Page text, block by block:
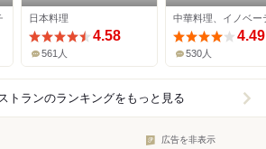
日本料理
4.58
561人
中華料理、イノベー
4.49
530人
トランのランキングをもっと見る
広告を非表示